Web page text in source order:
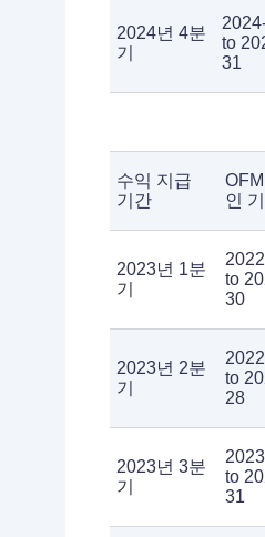
2024년 4분
기
to
31
수익 지급
기간
인
2023년 1분
기
to
30
2023년 2분
기
to
28
2023년 3분
기
to
31